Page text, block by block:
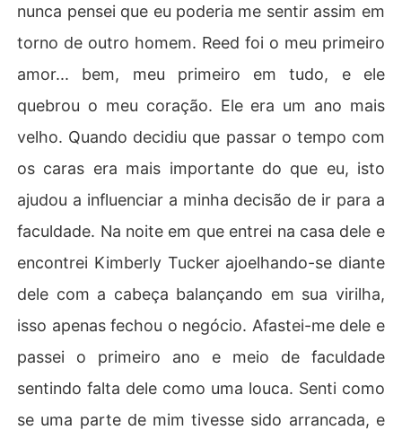
nunca pensei que eu poderia me sentir assim em
torno de outro homem. Reed foi o meu primeiro
amor... bem, meu primeiro em tudo, e ele
quebrou o meu coração. Ele era um ano mais
velho. Quando decidiu que passar o tempo com
os caras era mais importante do que eu, isto
ajudou a influenciar a minha decisão de ir para a
faculdade. Na noite em que entrei na casa dele e
encontrei Kimberly Tucker ajoelhando-se diante
dele com a cabeça balançando em sua virilha,
isso apenas fechou o negócio. Afastei-me dele e
passei o primeiro ano e meio de faculdade
sentindo falta dele como uma louca. Senti como
se uma parte de mim tivesse sido arrancada, e